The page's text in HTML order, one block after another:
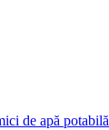
de apă potabilă